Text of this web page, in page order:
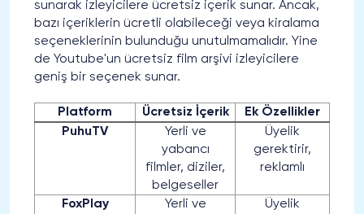
sunarak izleyicilere ücretsiz içerik sunar. Ancak,
bazı içeriklerin ücretli olabileceği veya kiralama
seçeneklerinin bulunduğu unutulmamalıdır. Yine
de Youtube'un ücretsiz film arşivi izleyicilere
geniş bir seçenek sunar.
Platform Ücretsiz İçerik
Ek Özellikler
PuhuTV
Yerli ve
yabancı
filmler, diziler,
belgeseller
Üyelik
gerektirir,
reklamlı
FoxPlay
Yerli ve
Üyelik